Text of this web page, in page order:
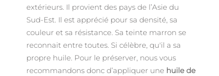
extérieurs. Il provient des pays de l’Asie du
Sud-Est. Il est apprécié pour sa densité, sa
couleur et sa résistance. Sa teinte marron se
reconnait entre toutes. Si célèbre, qu'il a sa
propre huile. Pour le préserver, nous vous
recommandons donc d’appliquer une huile de